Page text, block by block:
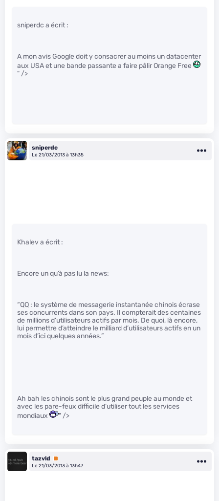
sniperdc a écrit :
A mon avis Google doit y consacrer au moins un datacenter
aux USA et une bande passante a faire pâlir Orange Free
" />
sniperdc
Le 21/03/2013 à 13h35
Khalev a écrit :
Encore un qu’à pas lu la news:
“QQ : le système de messagerie instantanée chinois écrase
ses concurrents dans son pays. Il compterait des centaines
de millions d’utilisateurs actifs par mois. De quoi, là encore,
lui permettre d’atteindre le milliard d’utilisateurs actifs en un
mois d’ici quelques années.”
Ah bah les chinois sont le plus grand peuple au monde et
avec les pare-feux difficile d’utiliser tout les services
mondiaux
" />
tazvld
Premium
Le 21/03/2013 à 13h47